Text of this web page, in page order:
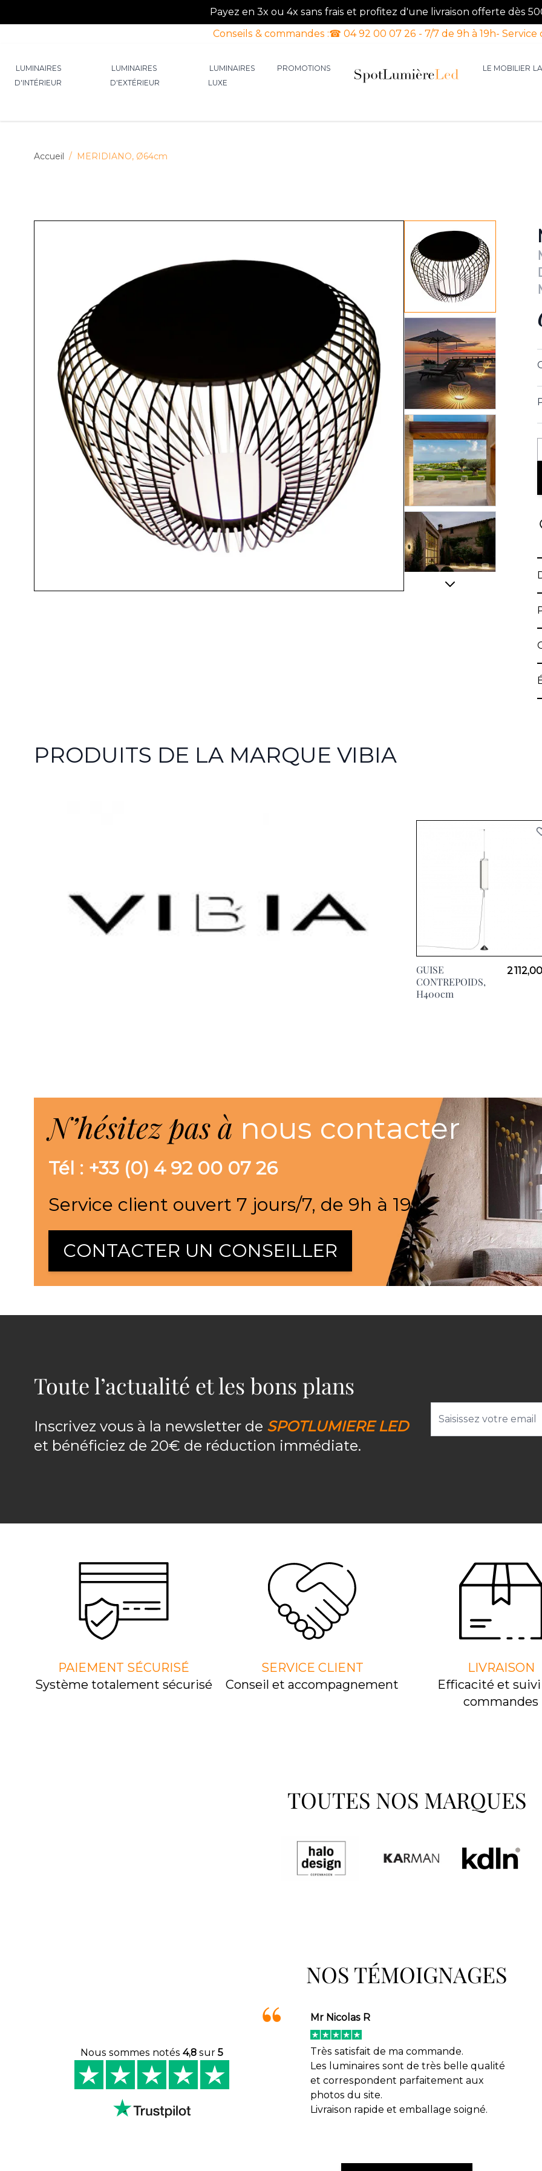
Payez en 3x ou 4x sans frais et profitez d'une livraison offerte dès
Conseils & commandes :☎ 04 92 00 07 26 - 7/7 de 9h à 19h-
LUMINAIRES
D'INTÉRIEUR
LUMINAIRES
D'EXTÉRIEUR
LUMINAIRES
LUXE
PROMOTIONS LE MOBILIER
Accueil / MERIDIANO, Ø64cm
View larger image
View larger image
View larger image
View larger image
PRODUITS DE LA MARQUE VIBIA
GUISE
CONTREPOIDS,
H400cm
2
N’hésitez pas à nous contacter
Tél : +33 (0) 4 92 00 07 26
Service client ouvert 7 jours/7, de 9h à 19h
CONTACTER UN CONSEILLER
Toute l’actualité et les bons plans
Inscrivez vous à la newsletter de SPOTLUMIERE LED
et bénéficiez de 20€ de réduction immédiate.
PAIEMENT SÉCURISÉ
Système totalement sécurisé
SERVICE CLIENT
Conseil et accompagnement
LIVRAISON
Efﬁcacité et
commandes
TOUTES NOS MARQUES
NOS TÉMOIGNAGES
Nous sommes notés 4,8sur 5
Mr Nicolas R
Très satisfait de ma commande.
Les luminaires sont de très belle qualité
et correspondent parfaitement aux
photos du site.
Livraison rapide et emballage soigné.